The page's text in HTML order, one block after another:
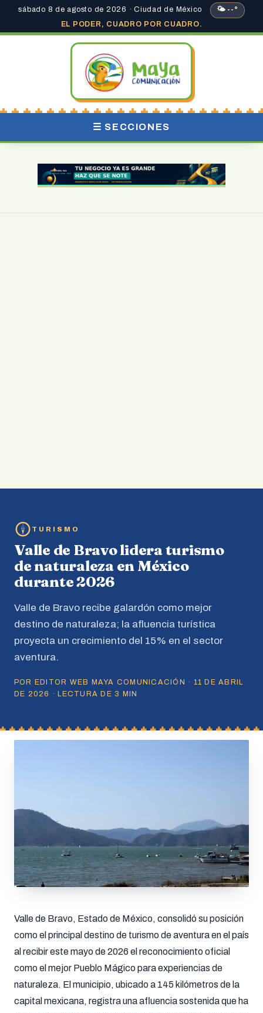
sábado 8 de agosto de 2026 · Ciudad de México
🌤 --°
EL PODER, CUADRO POR CUADRO.
☰ SECCIONES
TURISMO
Valle de Bravo lidera turismo
de naturaleza en México
durante 2026
Valle de Bravo recibe galardón como mejor
destino de naturaleza; la afluencia turística
proyecta un crecimiento del 15% en el sector
aventura.
POR EDITOR WEB MAYA COMUNICACIÓN · 11 DE ABRIL
DE 2026 · LECTURA DE 3 MIN
Valle de Bravo, Estado de México, consolidó su posición
como el principal destino de turismo de aventura en el país
al recibir este mayo de 2026 el reconocimiento oficial
como el mejor Pueblo Mágico para experiencias de
naturaleza. El municipio, ubicado a 145 kilómetros de la
capital mexicana, registra una afluencia sostenida que ha